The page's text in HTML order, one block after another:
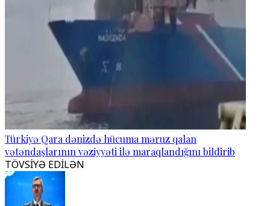
Türkiyə Qara dənizdə hücuma məruz qalan
vətəndaşlarının vəziyyəti ilə maraqlandığını bildirib
TÖVSİYƏ EDİLƏN